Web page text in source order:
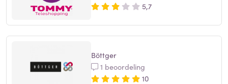
5,7
Böttger
1 beoordeling
10